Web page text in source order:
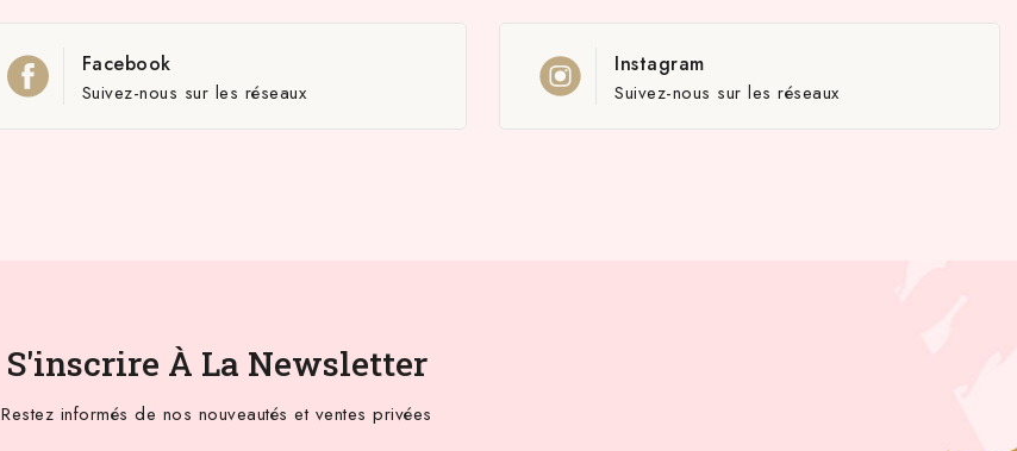
Facebook
Suivez-nous sur les réseaux
Instagram
Suivez-nous sur les réseaux
S'inscrire À La Newsletter
Restez informés de nos nouveautés et ventes privées